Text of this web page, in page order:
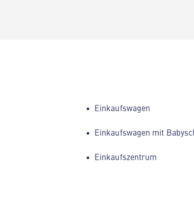
Einkaufswagen
Einkaufswagen mit
Einkaufszentrum